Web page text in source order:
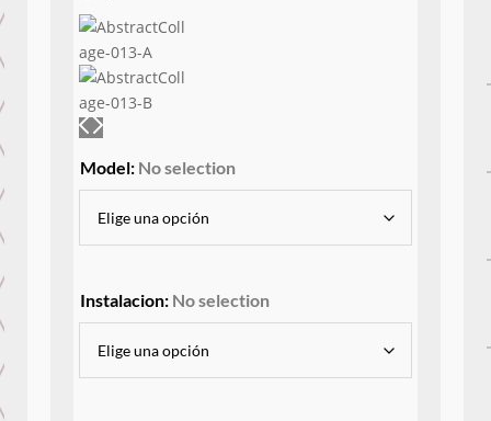
Model: No selection
Instalacion: No selection